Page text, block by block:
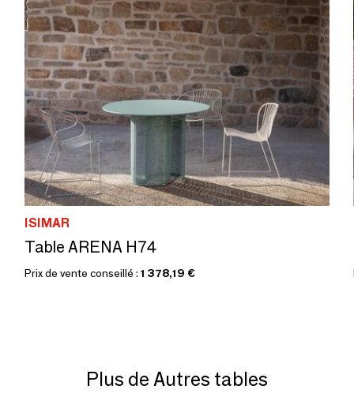
ISIMAR
Table ARENA H74
Prix de vente conseillé : 1 378,19 €
Plus de Autres tables